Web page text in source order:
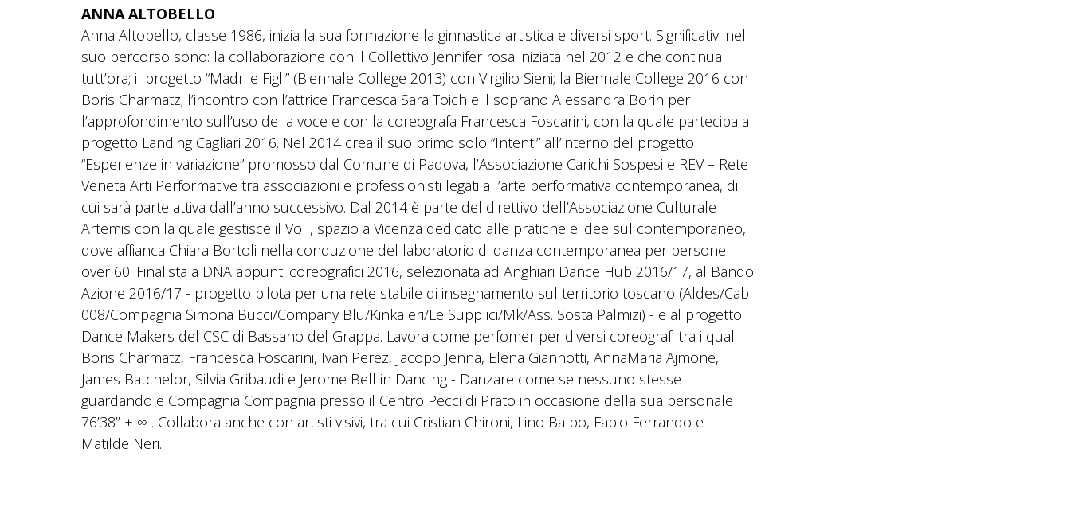
ANNA ALTOBELLO
Anna Altobello, classe 1986, inizia la sua formazione la ginnastica artistica e diversi sport. Significativi nel
suo percorso sono: la collaborazione con il Collettivo Jennifer rosa iniziata nel 2012 e che continua
tutt’ora; il progetto “Madri e Figli” (Biennale College 2013) con Virgilio Sieni; la Biennale College 2016 con
Boris Charmatz; l’incontro con l’attrice Francesca Sara Toich e il soprano Alessandra Borin per
l’approfondimento sull’uso della voce e con la coreografa Francesca Foscarini, con la quale partecipa al
progetto Landing Cagliari 2016. Nel 2014 crea il suo primo solo “Intenti” all’interno del progetto
“Esperienze in variazione” promosso dal Comune di Padova, l’Associazione Carichi Sospesi e REV – Rete
Veneta Arti Performative tra associazioni e professionisti legati all’arte performativa contemporanea, di
cui sarà parte attiva dall’anno successivo. Dal 2014 è parte del direttivo dell’Associazione Culturale
Artemis con la quale gestisce il Voll, spazio a Vicenza dedicato alle pratiche e idee sul contemporaneo,
dove affianca Chiara Bortoli nella conduzione del laboratorio di danza contemporanea per persone
over 60. Finalista a DNA appunti coreografici 2016, selezionata ad Anghiari Dance Hub 2016/17, al Bando
Azione 2016/17 - progetto pilota per una rete stabile di insegnamento sul territorio toscano (Aldes/Cab
008/Compagnia Simona Bucci/Company Blu/Kinkaleri/Le Supplici/Mk/Ass. Sosta Palmizi) - e al progetto
Dance Makers del CSC di Bassano del Grappa. Lavora come perfomer per diversi coreografi tra i quali
Boris Charmatz, Francesca Foscarini, Ivan Perez, Jacopo Jenna, Elena Giannotti, AnnaMaria Ajmone,
James Batchelor, Silvia Gribaudi e Jerome Bell in Dancing - Danzare come se nessuno stesse
guardando e Compagnia Compagnia presso il Centro Pecci di Prato in occasione della sua personale
76’38’’ + ∞ . Collabora anche con artisti visivi, tra cui Cristian Chironi, Lino Balbo, Fabio Ferrando e
Matilde Neri.